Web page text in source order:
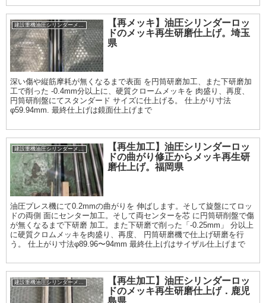
【再メッキ】油圧シリンダーロッ
ドのメッキ再生研磨仕上げ。埼玉
県
深い傷や縦筋摩耗が無くなるまで表面 を円筒研磨加工、また下研磨加
工で削った -0.4mm分以上に、硬質クロームメッキを 肉盛り、再度、
円筒研削盤にてスタンダード サイズに仕上げる。 仕上がり寸法
φ59.94mm. 最終仕上げは鏡面仕上げまで
建設重機油圧シリンダーメッキ加工履歴
【再生加工】油圧シリンダーロッ
ドの曲がり修正からメッキ再生研
磨仕上げ。福岡県
油圧プレス機にて0.2mmの曲がりを 伸ばします。そして旋盤にてロッ
ドの両側 面にセンター加工。そして両センターを芯 に円筒研削盤で傷
が無くなるまで下研磨 加工。また下研磨で削った「-0.25mm」 分以上
に硬質クロムメッキを肉盛り、再度、 円筒研磨機で仕上げ研磨を行
う。 仕上がり寸法φ89.96〜94mm 最終仕上げはサイザル仕上げまで
建設重機油圧シリンダーメッキ加工履歴
【再生加工】油圧シリンダーロッ
ドのメッキ再生研磨仕上げ．鹿児
島県